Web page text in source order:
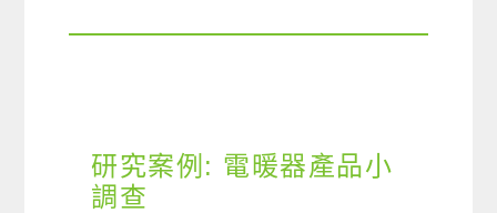
研究案例: 電暖器產品小
調查